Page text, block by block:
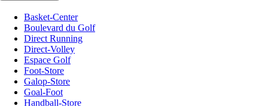
Basket-Center
Boulevard du Golf
Direct Running
Direct-Volley
Espace Golf
Foot-Store
Galop-Store
Goal-Foot
Handball-Store